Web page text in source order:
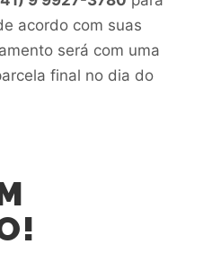
acordo com suas
será com uma
final no dia do